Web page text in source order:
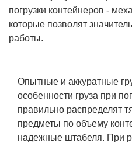
погрузки контейнеров -
которые позволят
работы.
Опытные и аккуратные
особенности груза при
правильно распределят
предметы по объему
надежные штабеля. При